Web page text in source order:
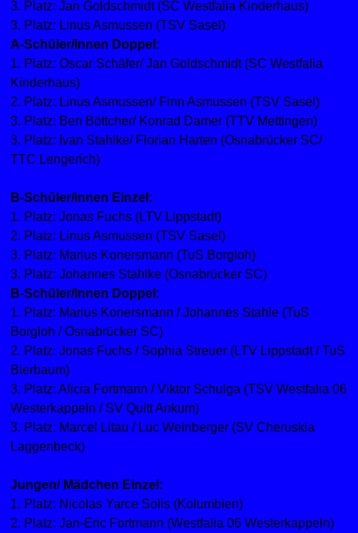
3. Platz: Jan Goldschmidt (SC Westfalia Kinderhaus)
3. Platz: Linus Asmussen (TSV Sasel)
A-Schüler/Innen Doppel:
1. Platz: Oscar Schäfer/ Jan Goldschmidt (SC Westfalia
Kinderhaus)
2. Platz: Linus Asmussen/ Finn Asmussen (TSV Sasel)
3. Platz: Ben Böttcher/ Konrad Damer (TTV Mettingen)
3. Platz: Ivan Stahlke/ Florian Harten (Osnabrücker SC/
TTC Lengerich)
B-Schüler/innen Einzel:
1. Platz: Jonas Fuchs (LTV Lippstadt)
2. Platz: Linus Asmussen (TSV Sasel)
3. Platz: Marius Konersmann (TuS Borgloh)
3. Platz: Johannes Stahlke (Osnabrücker SC)
B-Schüler/Innen Doppel:
1. Platz: Marius Konersmann / Johannes Stahle (TuS
Borgloh / Osnabrücker SC)
2. Platz: Jonas Fuchs / Sophia Streuer (LTV Lippstadt / TuS
Bierbaum)
3. Platz: Alicia Fortmann / Viktor Schulga (TSV Westfalia 06
Westerkappeln / SV Quitt Ankum)
3. Platz: Marcel Litau / Luc Weinberger (SV Cheruskia
Laggenbeck)
Jungen/ Mädchen Einzel:
1. Platz: Nicolas Yarce Solis (Kolumbien)
2. Platz: Jan-Eric Fortmann (Westfalia 06 Westerkappeln)